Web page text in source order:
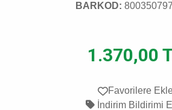
BARKOD:
1.370,00
Favorilere
İndirim Bildirimi